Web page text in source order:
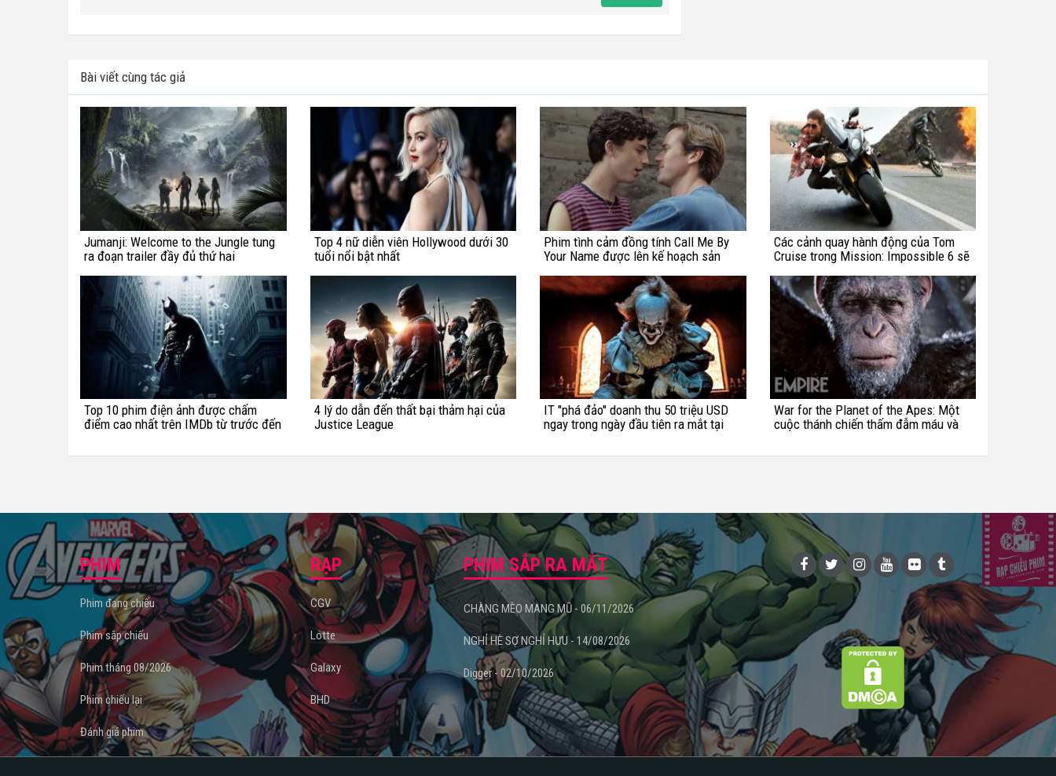
Bài viết cùng tác giả
Jumanji: Welcome to the Jungle tung
ra đoạn trailer đầy đủ thứ hai
Top 4 nữ diễn viên Hollywood dưới 30
tuổi nổi bật nhất
Phim tình cảm đồng tính Call Me By
Your Name được lên kế hoạch sản
Các cảnh quay hành động của Tom
Cruise trong Mission: Impossible 6 sẽ
Top 10 phim điện ảnh được chấm
điểm cao nhất trên IMDb từ trước đến
4 lý do dẫn đến thất bại thảm hại của
Justice League
IT "phá đảo" doanh thu 50 triệu USD
ngay trong ngày đầu tiên ra mắt tại
War for the Planet of the Apes: Một
cuộc thánh chiến thấm đẫm máu và
PHIM
Phim đang chiếu
Phim sắp chiếu
Phim tháng 08/2026
Phim chiếu lại
Đánh giá phim
RẠP
CGV
Lotte
Galaxy
BHD
PHIM SẮP RA MẮT
CHÀNG MÈO MANG MŨ - 06/11/2026
NGHỈ HÈ SỢ NGHỈ HƯU - 14/08/2026
Digger - 02/10/2026